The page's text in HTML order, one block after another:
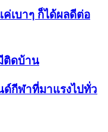
ค่เบาๆ ก็ได้ผลดีต่อ
ติดบ้าน
ด์กีฬาที่มาแรงไปทั่ว